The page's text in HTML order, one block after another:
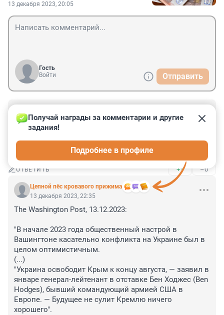
13 декабря 2023, 20:05
Гость
Войти
Отправить
13 декабря 2023, 22:39
Главное починається.
И ждем еще 200 русских активов, а там и триллионе
репараций можно поговорить.
ОТВЕТИТЬ +1 –0
Цепной пёс кровавого прижима
Получай награды за комментарии и другие
задания!
Подробнее в профиле
13 декабря 2023, 22:35
The Washington Post, 13.12.2023:
"В начале 2023 года общественный настрой в
Вашингтоне касательно конфликта на Украине был в
целом оптимистичным.
(...)
"Украина освободит Крым к концу августа, — заявил в
январе генерал-лейтенант в отставке Бен Ходжес (Ben
Hodges), бывший командующий армией США в
Европе. — Будущее не сулит Кремлю ничего
хорошего".